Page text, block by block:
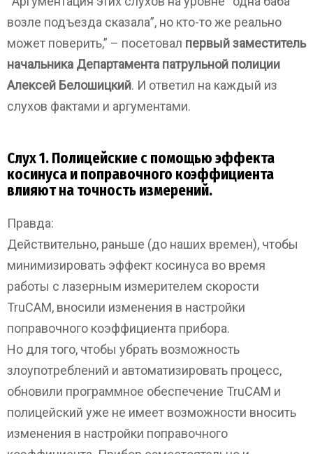
возле подъезда сказала”, но кто-то же реально
может поверить,” – посетовал первый заместитель
начальника Департамента патрульной полиции
Алексей Белошицкий. И ответил на каждый из
слухов фактами и аргументами.
Слух 1. Полицейские с помощью эффекта
косинуса и поправочного коэффициента
влияют на точность измерений.
Правда:
Действительно, раньше (до наших времен), чтобы
минимизировать эффект косинуса во время
работы с лазерным измерителем скорости
TruCAM, вносили изменения в настройки
поправочного коэффициента прибора.
Но для того, чтобы убрать возможность
злоупотреблений и автоматизировать процесс,
обновили программное обеспечение TruCAM и
полицейский уже не имеет возможности вносить
изменения в настройки поправочного